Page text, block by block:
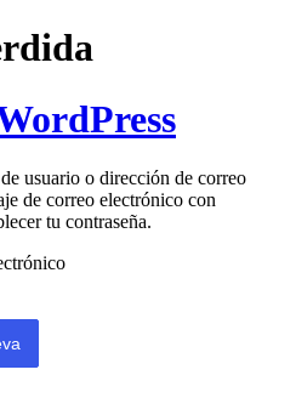
usuario o dirección de correo
de correo electrónico con
tu contraseña.